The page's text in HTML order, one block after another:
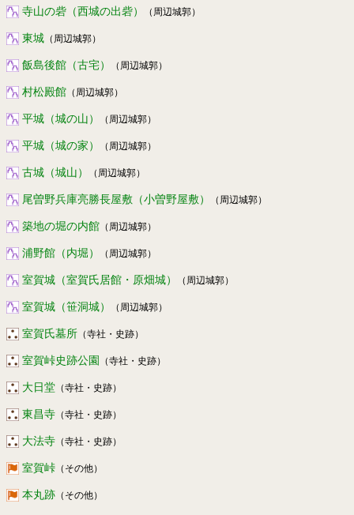
寺山の砦（西城の出砦） （周辺城郭）
東城 （周辺城郭）
飯島後館（古宅） （周辺城郭）
村松殿館 （周辺城郭）
平城（城の山） （周辺城郭）
平城（城の家） （周辺城郭）
古城（城山） （周辺城郭）
尾曽野兵庫亮勝長屋敷（小曽野屋敷） （周辺城郭）
築地の堀の内館 （周辺城郭）
浦野館（内堀） （周辺城郭）
室賀城（室賀氏居館・原畑城） （周辺城郭）
室賀城（笹洞城） （周辺城郭）
室賀氏墓所 （寺社・史跡）
室賀峠史跡公園 （寺社・史跡）
大日堂 （寺社・史跡）
東昌寺 （寺社・史跡）
大法寺 （寺社・史跡）
室賀峠 （その他）
本丸跡 （その他）